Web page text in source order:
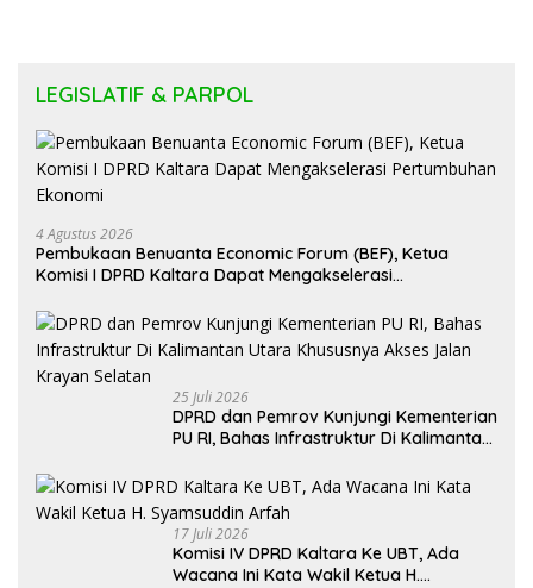
LEGISLATIF & PARPOL
4 Agustus 2026
Pembukaan Benuanta Economic Forum (BEF), Ketua
Komisi I DPRD Kaltara Dapat Mengakselerasi
25 Juli 2026
DPRD dan Pemrov Kunjungi Kementerian
PU RI, Bahas Infrastruktur Di Kalimantan
Selatan
17 Juli 2026
Komisi IV DPRD Kaltara Ke UBT, Ada
Wacana Ini Kata Wakil Ketua H.